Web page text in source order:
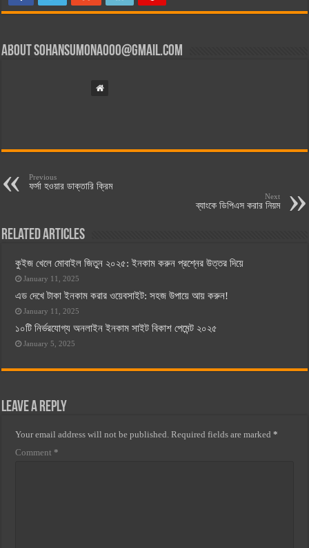
Aboutsohansumona000@gmail.com
Previous
ফর্সা হওয়ার ডাক্তারি ক্রিম
Next
ব্যাংকে ডিপিএস করার নিয়ম
Related Articles
কুইজ খেলে মোবাইল জিতুন ২০২৫: ইনকাম করুন প্রশ্নের উত্তর দিয়ে
January 11, 2025
এড দেখে টাকা ইনকাম করার ওয়েবসাইট: সহজ উপায়ে আয় করুন!
January 11, 2025
১০টি নির্ভরযোগ্য অনলাইন ইনকাম সাইট বিকাশ পেমেন্ট ২০২৫
January 5, 2025
Leave a Reply
Your email address will not be published. Required fields are marked*
Comment *